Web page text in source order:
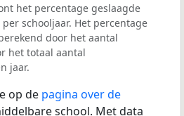
het percentage geslaagde
schooljaar. Het percentage
door het aantal
het totaal aantal
jaar.
op de pagina over de
school. Met data